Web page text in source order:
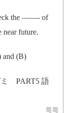
the ——- of
near future.
(B)
PART5 語